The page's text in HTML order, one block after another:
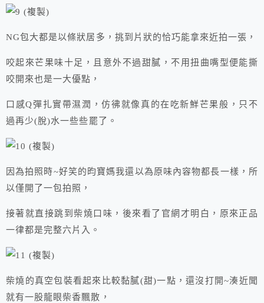
NG包大都是以條狀居多，挑到片狀的恰巧能拿來近拍一張，
咬起來芒果味十足，且意外不過甜膩，不用扭曲嘴型便能撕
咬開來也是一大優點，
口感Q彈扎實帶濕潤，仿彿就像真的在吃新鮮芒果般，只不
過再少(脫)水一些些罷了。
因為拍照時~好笑的昀寶媽我還以為原味內容物都長一樣，所
以僅開了一包拍照，
接著就直接跳到柴燒口味，後來看了官網才明白，原來正品
一律都是完整六片入。
柴燒的真空包裝看起來比較黏膩(甜)一點，還沒打開~湊近聞
就有一股龍眼柴香飄散，